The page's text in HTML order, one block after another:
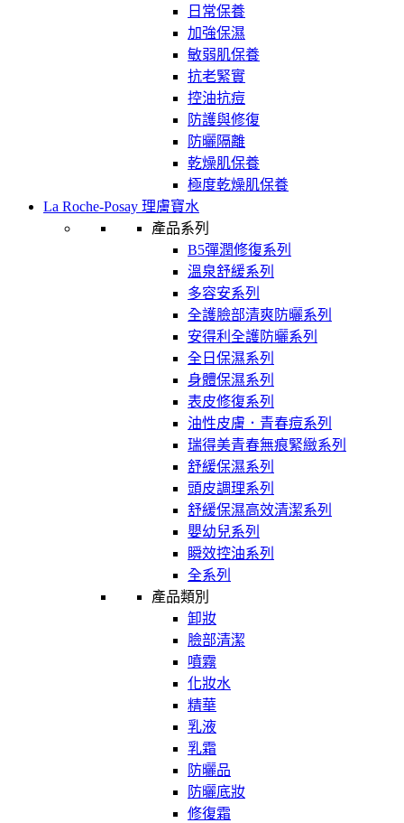
日常保養
加強保濕
敏弱肌保養
抗老緊實
控油抗痘
防護與修復
防曬隔離
乾燥肌保養
極度乾燥肌保養
La Roche-Posay 理膚寶水
產品系列
B5彈潤修復系列
溫泉舒緩系列
多容安系列
全護臉部清爽防曬系列
安得利全護防曬系列
全日保濕系列
身體保濕系列
表皮修復系列
油性皮膚．青春痘系列
瑞得美青春無痕緊緻系列
舒緩保濕系列
頭皮調理系列
舒緩保濕高效清潔系列
嬰幼兒系列
瞬效控油系列
全系列
產品類別
卸妝
臉部清潔
噴霧
化妝水
精華
乳液
乳霜
防曬品
防曬底妝
修復霜